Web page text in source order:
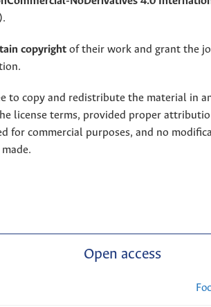
.
copyright of their work and grant the
to copy and redistribute the material in
license terms, provided proper
for commercial purposes, and no
Open access